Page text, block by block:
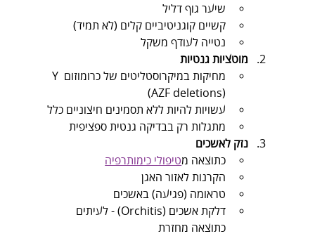
שיער גוף דליל
קשיים קוגניטיביים קלים (לא תמיד)
נטייה לעודף משקל
מוטציות גנטיות
מחיקות במיקרוסטליטים של כרומוזום Y
(AZF deletions)
עשויות להיות ללא תסמינים חיצוניים כלל
מתגלות רק בבדיקה גנטית ספציפית
נזק לאשכים
כתוצאה מטיפולי כימותרפיה
הקרנות לאזור האגן
טראומה (פגיעה) באשכים
דלקת אשכים (Orchitis) - לעיתים
כתוצאה מחזרת